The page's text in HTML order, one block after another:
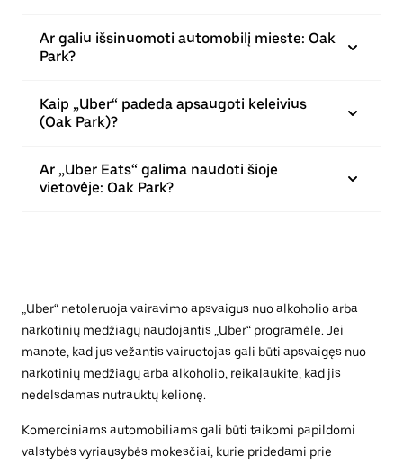
Ar galiu išsinuomoti automobilį mieste: Oak
Park?
Kaip „Uber“ padeda apsaugoti keleivius
(Oak Park)?
Ar „Uber Eats“ galima naudoti šioje
vietovėje: Oak Park?
„Uber“ netoleruoja vairavimo apsvaigus nuo alkoholio arba
narkotinių medžiagų naudojantis „Uber“ programėle. Jei
manote, kad jus vežantis vairuotojas gali būti apsvaigęs nuo
narkotinių medžiagų arba alkoholio, reikalaukite, kad jis
nedelsdamas nutrauktų kelionę.
Komerciniams automobiliams gali būti taikomi papildomi
valstybės vyriausybės mokesčiai, kurie pridedami prie